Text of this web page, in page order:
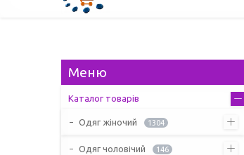
Каталог товарів
Одяг жіночий 1304
Одяг чоловічий 146